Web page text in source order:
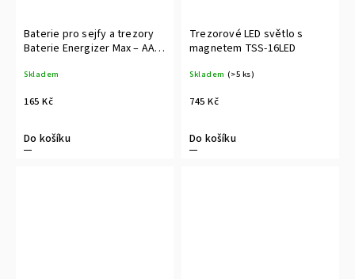
Baterie pro sejfy a trezory
Baterie Energizer Max – AA
Skladem
165 Kč
Do košíku
Trezorové LED světlo s
magnetem TSS-16LED
Skladem (>5 ks)
745 Kč
Do košíku